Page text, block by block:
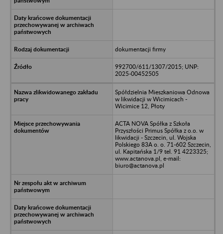
dokumentacji firmy
992700/611/1307/2015; UNP:
2025-00452505
Spółdzielnia Mieszkaniowa Odnowa
w likwidacji w Wicimicach -
Wicimice 12, Płoty
ACTA NOVA Spółka z Szkoła
Przyszłości Primus Spółka z o.o. w
likwidacji - Szczecin, ul. Wojska
Polskiego 83A o. o. 71-602 Szczecin,
ul. Kapitańska 1/9 tel. 91 4223325;
www.actanova.pl, e-mail:
biuro@actanova.pl